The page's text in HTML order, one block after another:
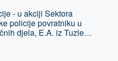
policije povratniku u
djela, E.A. iz Tuzle